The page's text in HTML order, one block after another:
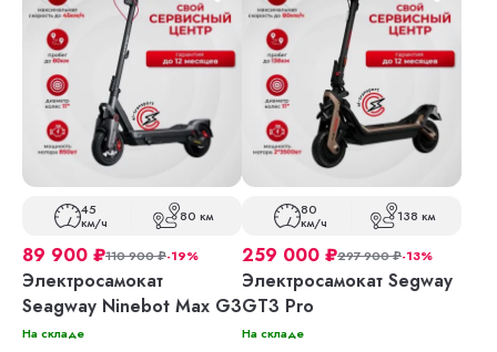
45
км/ч 80 км
89 900 ₽110 900₽-19%
Электросамокат
Seagway Ninebot Max G3
На складе
80
км/ч 138 км
259 000 ₽297 900₽-13%
Электросамокат Segway
GT3 Pro
На складе